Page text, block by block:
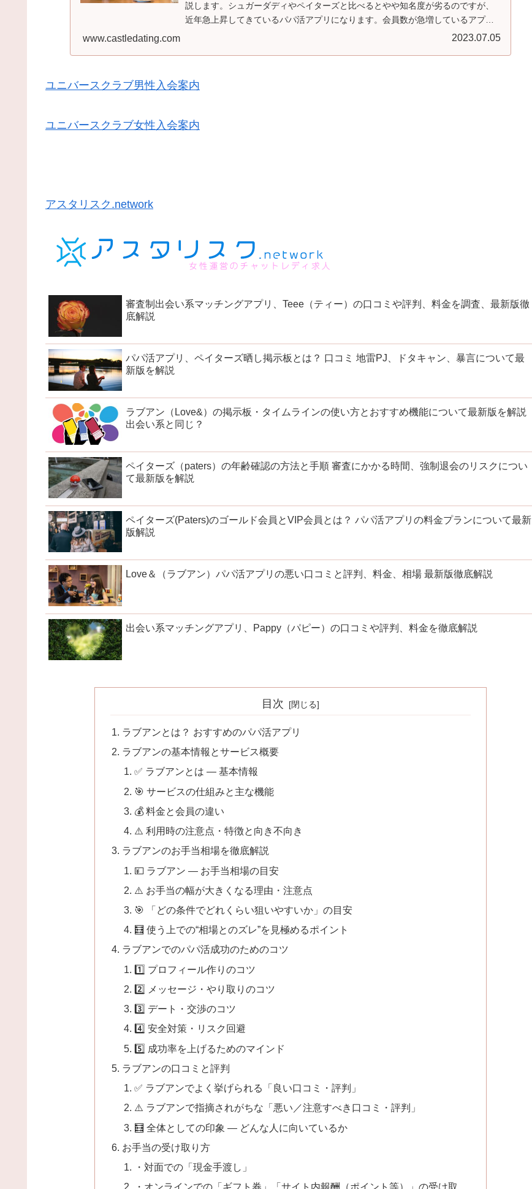
説します。シュガーダディやペイターズと比べるとやや知名度が劣るのですが、
近年急上昇してきているパパ活アプリになります。会員数が急増しているアプリ
で使い勝手がとても良いのが特徴です。ペイターズとシュガーダディは検索して
www.castledating.com 2023.07.05
ユニバースクラブ男性入会案内
ユニバースクラブ女性入会案内
アスタリスク.network
審査制出会い系マッチングアプリ、Teee（ティー）の口コミや評判、料金を調査、最新版徹
底解説
パパ活アプリ、ペイターズ晒し掲示板とは？ 口コミ 地雷PJ、ドタキャン、暴言について最
新版を解説
ラブアン（Love&）の掲示板・タイムラインの使い方とおすすめ機能について最新版を解説
出会い系と同じ？
ペイターズ（paters）の年齢確認の方法と手順 審査にかかる時間、強制退会のリスクについ
て最新版を解説
ペイターズ(Paters)のゴールド会員とVIP会員とは？ パパ活アプリの料金プランについて最新
版解説
Love＆（ラブアン）パパ活アプリの悪い口コミと評判、料金、相場 最新版徹底解説
出会い系マッチングアプリ、Pappy（パピー）の口コミや評判、料金を徹底解説
目次
ラブアンとは？ おすすめのパパ活アプリ
ラブアンの基本情報とサービス概要
✅ ラブアンとは — 基本情報
🎯 サービスの仕組みと主な機能
💰 料金と会員の違い
⚠️ 利用時の注意点・特徴と向き不向き
ラブアンのお手当相場を徹底解説
💴 ラブアン — お手当相場の目安
⚠️ お手当の幅が大きくなる理由・注意点
🎯 「どの条件でどれくらい狙いやすいか」の目安
🧮 使う上での“相場とのズレ”を見極めるポイント
ラブアンでのパパ活成功のためのコツ
1️⃣ プロフィール作りのコツ
2️⃣ メッセージ・やり取りのコツ
3️⃣ デート・交渉のコツ
4️⃣ 安全対策・リスク回避
5️⃣ 成功率を上げるためのマインド
ラブアンの口コミと評判
✅ ラブアンでよく挙げられる「良い口コミ・評判」
⚠️ ラブアンで指摘されがちな「悪い／注意すべき口コミ・評判」
🧮 全体としての印象 — どんな人に向いているか
お手当の受け取り方
・対面での「現金手渡し」
・オンラインでの「ギフト券」「サイト内報酬（ポイント等）」の受け取